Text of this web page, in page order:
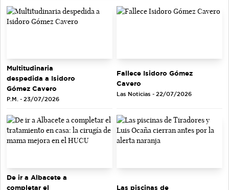
Multitudinaria
despedida a Isidoro
Gómez Cavero
P.M. - 23/07/2026
Fallece Isidoro Gómez
Cavero
Las Noticias - 22/07/2026
De ir a Albacete a
completar el
Las piscinas de